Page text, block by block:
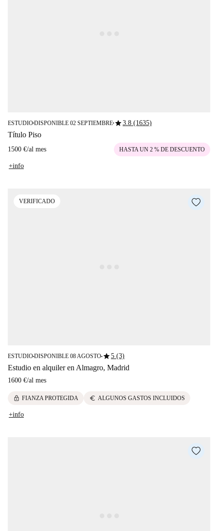
ESTUDIO■DISPONIBLE 02 SEPTIEMBRE■star3.8 (1635)
Título Piso
1500 €/al mes HASTA UN 2 % DE DESCUENTO
+info
VERIFICADO
ESTUDIO■DISPONIBLE 08 AGOSTO■star5 (3)
Estudio en alquiler en Almagro, Madrid
1600 €/al mes
lock FIANZA PROTEGIDA euro ALGUNOS GASTOS INCLUIDOS
+info